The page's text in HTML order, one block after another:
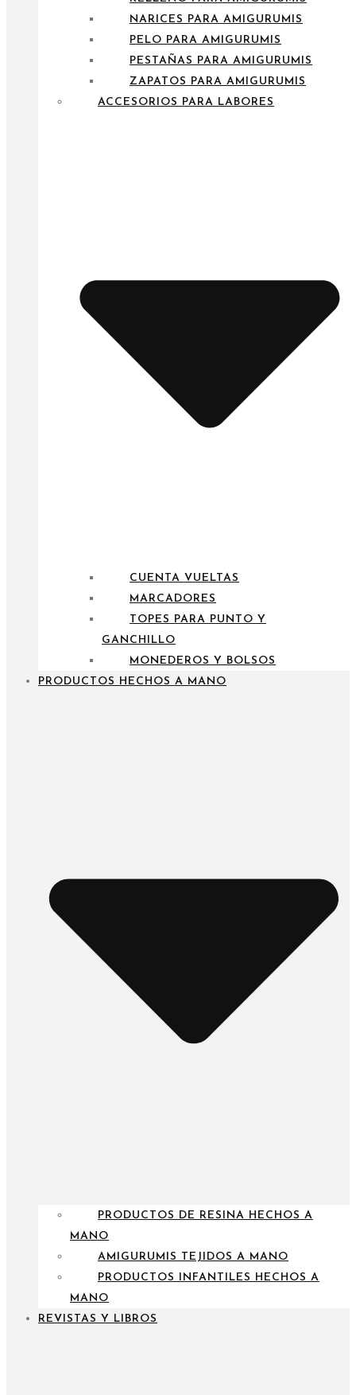
NARICES PARA AMIGURUMIS
PELO PARA AMIGURUMIS
PESTAÑAS PARA AMIGURUMIS
ZAPATOS PARA AMIGURUMIS
ACCESORIOS PARA LABORES
CUENTA VUELTAS
MARCADORES
TOPES PARA PUNTO Y
GANCHILLO
MONEDEROS Y BOLSOS
PRODUCTOS HECHOS A MANO
PRODUCTOS DE RESINA HECHOS A
MANO
AMIGURUMIS TEJIDOS A MANO
PRODUCTOS INFANTILES HECHOS A
MANO
REVISTAS Y LIBROS